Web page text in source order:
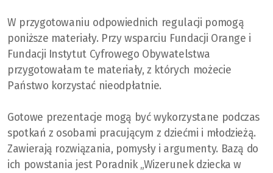
W przygotowaniu odpowiednich regulacji pomogą
poniższe materiały. Przy wsparciu Fundacji Orange i
Fundacji Instytut Cyfrowego Obywatelstwa
przygotowałam te materiały, z których możecie
Państwo korzystać nieodpłatnie.
Gotowe prezentacje mogą być wykorzystane podczas
spotkań z osobami pracującym z dziećmi i młodzieżą.
Zawierają rozwiązania, pomysły i argumenty. Bazą do
ich powstania jest Poradnik „Wizerunek dziecka w